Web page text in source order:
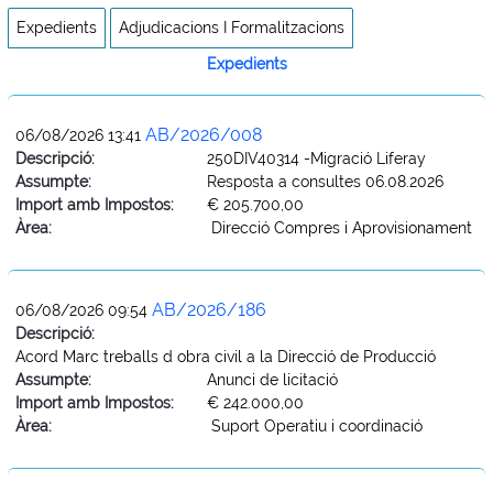
Expedients Adjudicacions I Formalitzacions
Expedients
06/08/2026 13:41 AB/2026/008
Descripció:
250DIV40314 -Migració Liferay
Assumpte:
Resposta a consultes 06.08.2026
Import amb Impostos:
€ 205.700,00
Àrea:
Direcció Compres i Aprovisionament
06/08/2026 09:54 AB/2026/186
Descripció:
Acord Marc treballs d obra civil a la Direcció de Producció
Assumpte:
Anunci de licitació
Import amb Impostos:
€ 242.000,00
Àrea:
Suport Operatiu i coordinació